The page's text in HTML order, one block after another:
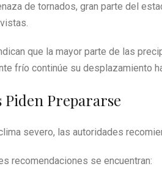
de tornados, gran parte del
que la mayor parte de las
frío continúe su desplazamiento
Piden Prepararse
severo, las autoridades
recomendaciones se encuentran: